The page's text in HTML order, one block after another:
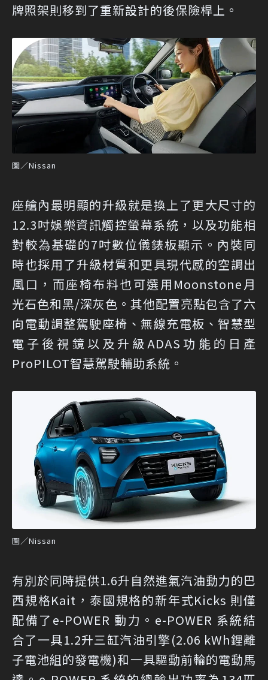
牌照架則移到了重新設計的後保險桿上。
圖／Nissan
座艙內最明顯的升級就是換上了更大尺寸的
12.3吋娛樂資訊觸控螢幕系統，以及功能相
對較為基礎的7吋數位儀錶板顯示。內裝同
時也採用了升級材質和更具現代感的空調出
風口，而座椅布料也可選用Moonstone月
光石色和黑/深灰色。其他配置亮點包含了六
向電動調整駕駛座椅、無線充電板、智慧型
電子後視鏡以及升級ADAS功能的日產
ProPILOT智慧駕駛輔助系統。
圖／Nissan
有別於同時提供1.6升自然進氣汽油動力的巴
西規格Kait，泰國規格的新年式Kicks 則僅
配備了e-POWER 動力。e-POWER 系統結
合了一具1.2升三缸汽油引擎(2.06 kWh鋰離
子電池組的發電機)和一具驅動前輪的電動馬